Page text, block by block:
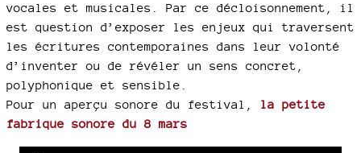
vocales et musicales. Par ce décloisonnement, il
est question d’exposer les enjeux qui traversent
les écritures contemporaines dans leur volonté
d’inventer ou de révéler un sens concret,
polyphonique et sensible.
Pour un aperçu sonore du festival, la petite
fabrique sonore du 8 mars